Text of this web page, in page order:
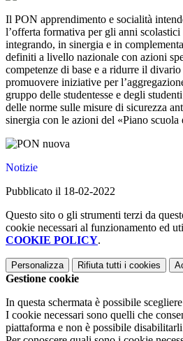
Il PON apprendimento e socialità
l’offerta formativa per gli anni
integrando, in sinergia e in
definiti a livello nazionale con azioni
competenze di base e a ridurre il
promuovere iniziative per
gruppo delle studentesse e degli
delle norme sulle misure di sicurezza
sinergia con le azioni del «Piano scuola
Notizie
Pubblicato il 18-02-2022
Questo sito o gli strumenti terzi da
cookie necessari al funzionamento ed
COOKIE POLICY.
Personalizza Rifiuta tutti i cookies
Gestione cookie
In questa schermata è possibile
I cookie necessari sono quelli che
piattaforma e non è possibile